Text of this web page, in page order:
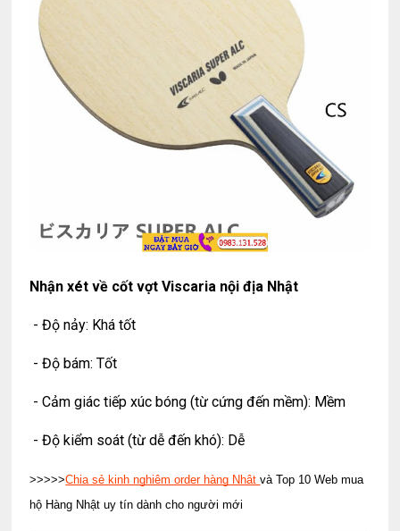
Nhận xét về cốt vợt Viscaria nội địa Nhật
- Độ nảy: Khá tốt
- Độ bám: Tốt
- Cảm giác tiếp xúc bóng (từ cứng đến mềm): Mềm
- Độ kiểm soát (từ dễ đến khó): Dễ
>>>>>Chia sẻ kinh nghiệm order hàng Nhậtvà Top 10 Web mua
hộ Hàng Nhật uy tín dành cho người mới